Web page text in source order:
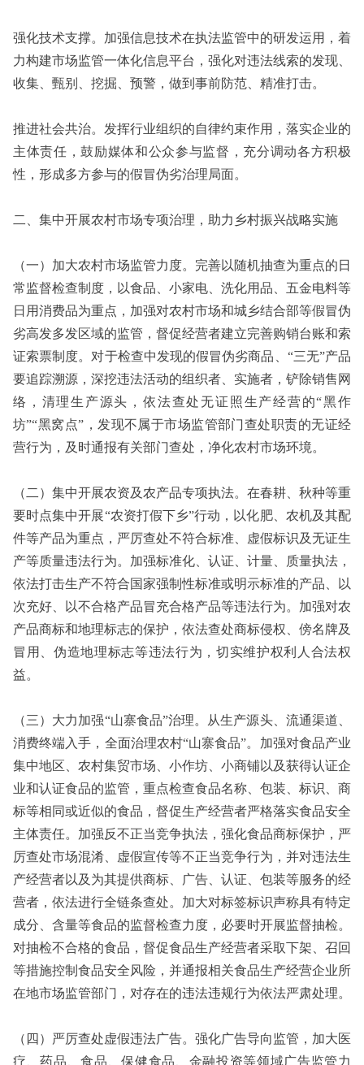
强化技术支撑。加强信息技术在执法监管中的研发运用，着
力构建市场监管一体化信息平台，强化对违法线索的发现、
收集、甄别、挖掘、预警，做到事前防范、精准打击。
推进社会共治。发挥行业组织的自律约束作用，落实企业的
主体责任，鼓励媒体和公众参与监督，充分调动各方积极
性，形成多方参与的假冒伪劣治理局面。
二、集中开展农村市场专项治理，助力乡村振兴战略实施
（一）加大农村市场监管力度。完善以随机抽查为重点的日
常监督检查制度，以食品、小家电、洗化用品、五金电料等
日用消费品为重点，加强对农村市场和城乡结合部等假冒伪
劣高发多发区域的监管，督促经营者建立完善购销台账和索
证索票制度。对于检查中发现的假冒伪劣商品、“三无”产品
要追踪溯源，深挖违法活动的组织者、实施者，铲除销售网
络，清理生产源头，依法查处无证照生产经营的“黑作
坊”“黑窝点”，发现不属于市场监管部门查处职责的无证经
营行为，及时通报有关部门查处，净化农村市场环境。
（二）集中开展农资及农产品专项执法。在春耕、秋种等重
要时点集中开展“农资打假下乡”行动，以化肥、农机及其配
件等产品为重点，严厉查处不符合标准、虚假标识及无证生
产等质量违法行为。加强标准化、认证、计量、质量执法，
依法打击生产不符合国家强制性标准或明示标准的产品、以
次充好、以不合格产品冒充合格产品等违法行为。加强对农
产品商标和地理标志的保护，依法查处商标侵权、傍名牌及
冒用、伪造地理标志等违法行为，切实维护权利人合法权
益。
（三）大力加强“山寨食品”治理。从生产源头、流通渠道、
消费终端入手，全面治理农村“山寨食品”。加强对食品产业
集中地区、农村集贸市场、小作坊、小商铺以及获得认证企
业和认证食品的监管，重点检查食品名称、包装、标识、商
标等相同或近似的食品，督促生产经营者严格落实食品安全
主体责任。加强反不正当竞争执法，强化食品商标保护，严
厉查处市场混淆、虚假宣传等不正当竞争行为，并对违法生
产经营者以及为其提供商标、广告、认证、包装等服务的经
营者，依法进行全链条查处。加大对标签标识声称具有特定
成分、含量等食品的监督检查力度，必要时开展监督抽检。
对抽检不合格的食品，督促食品生产经营者采取下架、召回
等措施控制食品安全风险，并通报相关食品生产经营企业所
在地市场监管部门，对存在的违法违规行为依法严肃处理。
（四）严厉查处虚假违法广告。强化广告导向监管，加大医
疗、药品、食品、保健食品、金融投资等领域广告监管力